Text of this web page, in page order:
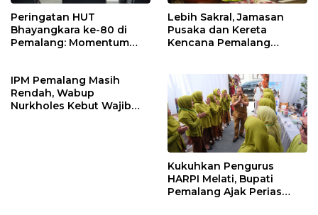
Peringatan HUT
Bhayangkara ke-80 di
Pemalang: Momentum
Lebih Sakral, Jamasan
Pusaka dan Kereta
Kencana Pemalang
IPM Pemalang Masih
Rendah, Wabup
Nurkholes Kebut Wajib
Kukuhkan Pengurus
HARPI Melati, Bupati
Pemalang Ajak Perias